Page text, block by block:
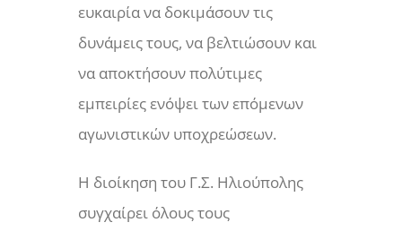
ευκαιρία να δοκιμάσουν τις
δυνάμεις τους, να βελτιώσουν και
να αποκτήσουν πολύτιμες
εμπειρίες ενόψει των επόμενων
αγωνιστικών υποχρεώσεων.
Η διοίκηση του Γ.Σ. Ηλιούπολης
συγχαίρει όλους τους